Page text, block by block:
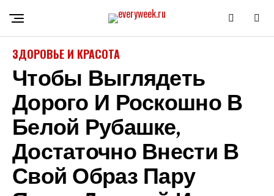
ЗДОРОВЬЕ И КРАСОТА
Чтобы Выглядеть
Дорого И Роскошно В
Белой Рубашке,
Достаточно Внести В
Свой Образ Пару